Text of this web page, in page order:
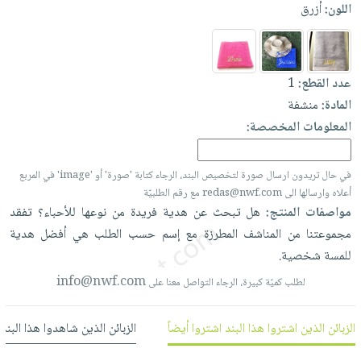
العناية
بالأسنان
الحمية
والتغذية
أدوات
المائدة
الأوعية
والتخزين
أدوات
المطبخ
الأكثر
مبيعاً
العودة
للمدارس
اكسسوارات
كتب
منزلية
اكسسوارات
ملابس
مطرزات
عناية
بالذات
شحن
مجاني
بنود
مختارة
اشتراكات
كل
صندوق
القراءة
iKitab
بلا
حدود
بحث
نيل
وفرات
الشركة
حسابك
لائحة
الأمنيات
اللون:أزرق
عدد القطع:1
المادة:منشفة
المعلومات المخصصة:
في حال تريدون ارسال صورة لتخصيص البند، الرجاء كتابة 'صورة' أو 'image' في المربع
أعلاه وارسالها الى redas@nwf.com مع رقم الطلبيّة
مواصفات المنتج: هلتبحثعن هدية فريدة مننوعها للأحباء؟تفقد
مجموعتنا من المناشف المطرزة معإسمحسب الطلب هيأفضل هدية
للمسة شخصية.
لطلب كميّة كبيرة، الرجاء التواصل معنا علىinfo@nwf.com
الزبائن الذين اشتروا هذا البند اشتروا أيضاً الزبائن الذين شاهدوا هذا